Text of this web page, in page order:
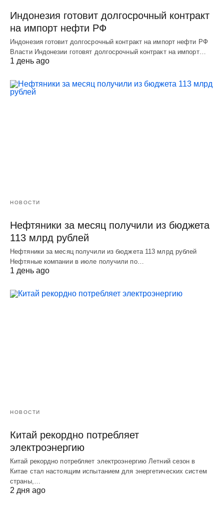
Индонезия готовит долгосрочный контракт
на импорт нефти РФ
Индонезия готовит долгосрочный контракт на импорт нефти РФ
Власти Индонезии готовят долгосрочный контракт на импорт…
1 день ago
НОВОСТИ
Нефтяники за месяц получили из бюджета
113 млрд рублей
Нефтяники за месяц получили из бюджета 113 млрд рублей
Нефтяные компании в июле получили по…
1 день ago
НОВОСТИ
Китай рекордно потребляет
электроэнергию
Китай рекордно потребляет электроэнергию Летний сезон в
Китае стал настоящим испытанием для энергетических систем
страны,…
2 дня ago